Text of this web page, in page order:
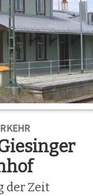
unter
der Zeit